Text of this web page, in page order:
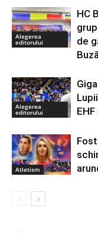
Alegerea
editorului
HC
de
Alegerea
editorului
Atletism